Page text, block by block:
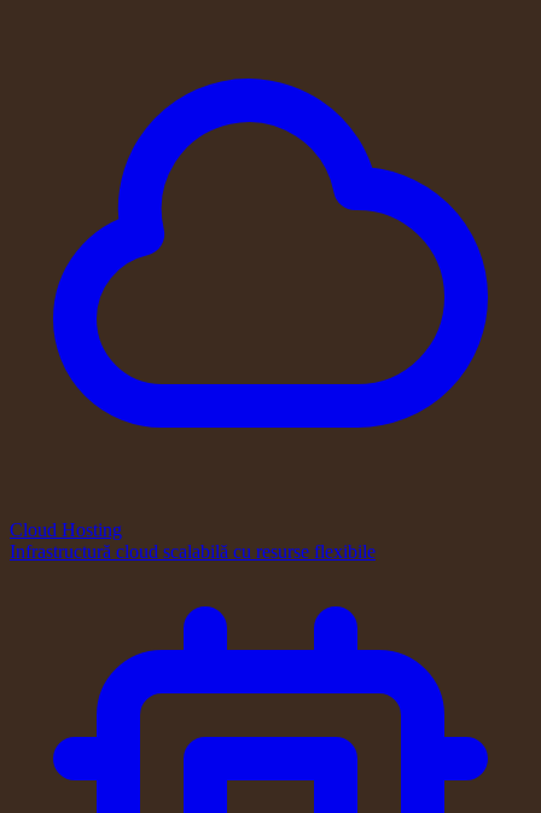
Cloud Hosting
Infrastructură cloud scalabilă cu resurse flexibile